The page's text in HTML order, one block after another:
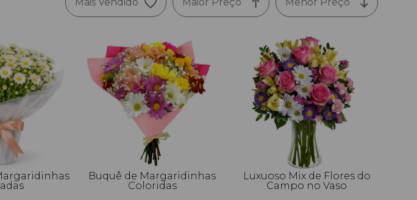
Buquê de Margaridinhas
Coloridas
Luxuoso Mix de Flores do
Campo no Vaso